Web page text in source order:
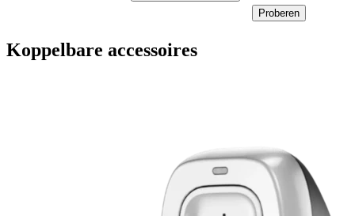
Proberen
Koppelbare accessoires